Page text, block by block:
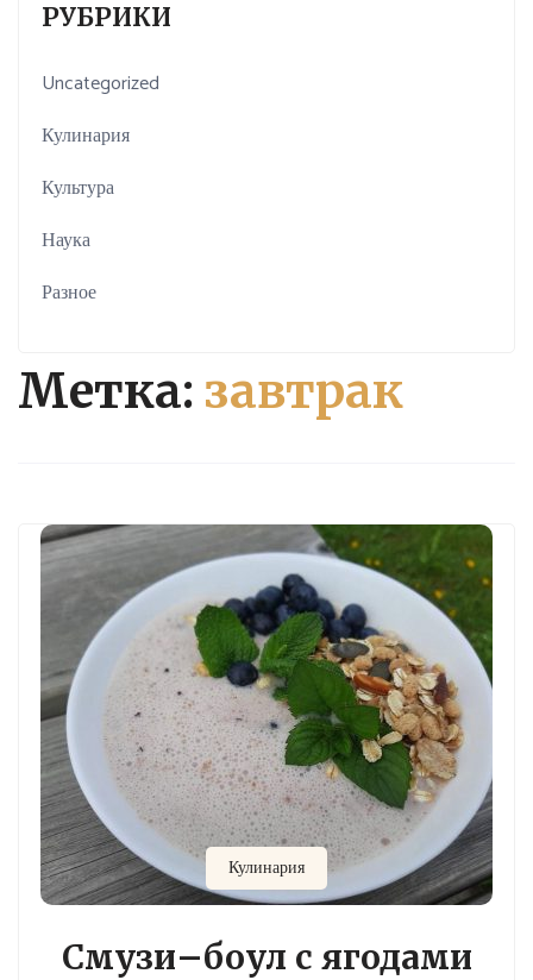
Метка: завтрак
Кулинария
Смузи–боул с ягодами
РУБРИКИ
Uncategorized
Кулинария
Культура
Наука
Разное